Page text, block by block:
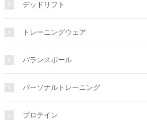
デッドリフト
トレーニングウェア
バランスボール
パーソナルトレーニング
プロテイン